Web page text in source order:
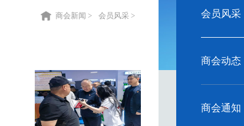
商会新闻 > 会员风采 > 会员风采
商会动态
商会通知